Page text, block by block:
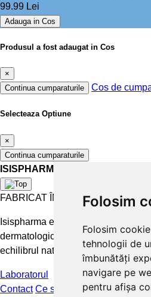
Folosim
Folosim
tehnologii de
îmbunătăți
navigare pe
pentru afișa
99.99 Lei
Adauga in Cos
Produsul a fost adaugat in Cos
×
Continua cumparaturile
Cos de
Selecteaza Optiune
×
Continua cumparaturile
ISISPHARMA
FABRICAT ÎN FRANȚA
Isispharma este un laborator
dermatologice eficiente și
echilibrul natural al pielii.
Laboratorul
Contact Ce spun clientii FAQ